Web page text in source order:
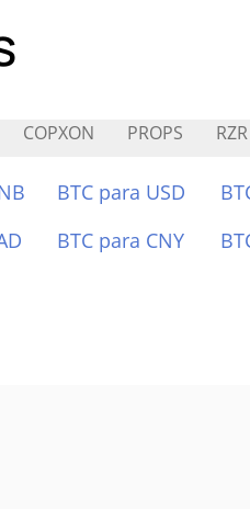
COPXON PROPS RZR
BTC para USD
BTC para CNY